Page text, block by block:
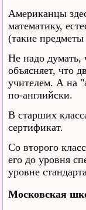
Американцы
математику,
(такие
Не надо думать,
объясняет, что
учителем. А на
по-английски.
В старших
сертификат.
Со второго
его до уровня
уровне
Московская